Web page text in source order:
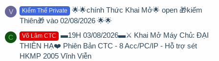
V Kiếm Thế Private
🌟🌟chính Thức Khai Mở🌟 open 🎁kiếm
Thiên🎁 vào 02/08/2026 🌟🌟
C Võ Lâm CTC
▬19H 03/08/2026▬⚔️ Khai Mở Máy Chủ: ĐẠI
THIÊN HẠ❤️ Phiên Bản CTC - 8 Acc/PC/IP - Hỗ trợ sét
HKMP 2005 Vĩnh Viễn